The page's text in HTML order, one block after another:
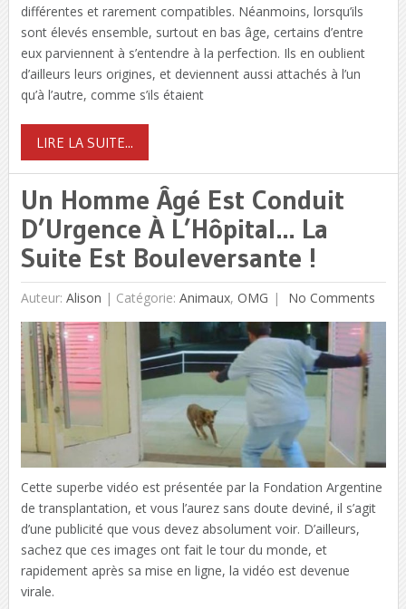
différentes et rarement compatibles. Néanmoins, lorsqu’ils
sont élevés ensemble, surtout en bas âge, certains d’entre
eux parviennent à s’entendre à la perfection. Ils en oublient
d’ailleurs leurs origines, et deviennent aussi attachés à l’un
qu’à l’autre, comme s’ils étaient
LIRE LA SUITE...
Un Homme Âgé Est Conduit
D’Urgence À L’Hôpital… La
Suite Est Bouleversante !
Auteur: Alison | Catégorie: Animaux, OMG No Comments
Cette superbe vidéo est présentée par la Fondation Argentine
de transplantation, et vous l’aurez sans doute deviné, il s’agit
d’une publicité que vous devez absolument voir. D’ailleurs,
sachez que ces images ont fait le tour du monde, et
rapidement après sa mise en ligne, la vidéo est devenue
virale.